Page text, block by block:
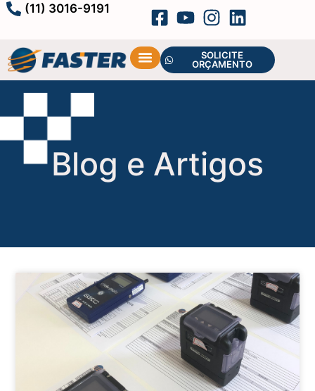
(11) 3016-9191
SOLICITE
ORÇAMENTO
Blog e Artigos